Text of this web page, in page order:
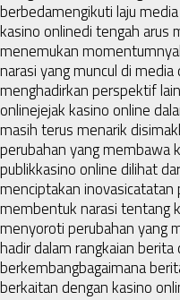
berbedamengikuti laju
kasino onlinedi tengah arus
menemukan momentumnya
narasi yang muncul di media
menghadirkan perspektif
onlinejejak kasino online
masih terus menarik disimak
perubahan yang membawa
publikkasino online dilihat
menciptakan inovasicatatan
membentuk narasi tentang
menyoroti perubahan yang
hadir dalam rangkaian
berkembangbagaimana
berkaitan dengan kasino